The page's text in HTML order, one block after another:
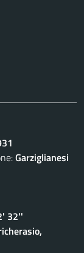
Garziglianesi
32''